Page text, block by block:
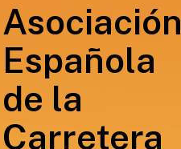
Asociación
Española
de la
Carretera